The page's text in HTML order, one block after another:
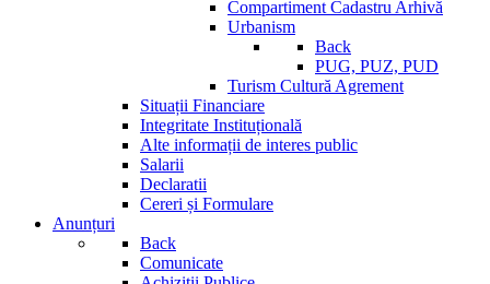
Compartiment Cadastru Arhivă
Urbanism
Back
PUG, PUZ, PUD
Turism Cultură Agrement
Situații Financiare
Integritate Instituțională
Alte informații de interes public
Salarii
Declaratii
Cereri și Formulare
Anunțuri
Back
Comunicate